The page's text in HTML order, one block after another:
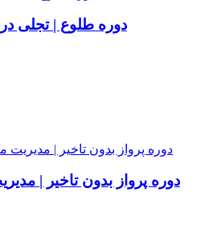
دوره طلوع | تجلی
دوره پرواز بدون تاخیر |